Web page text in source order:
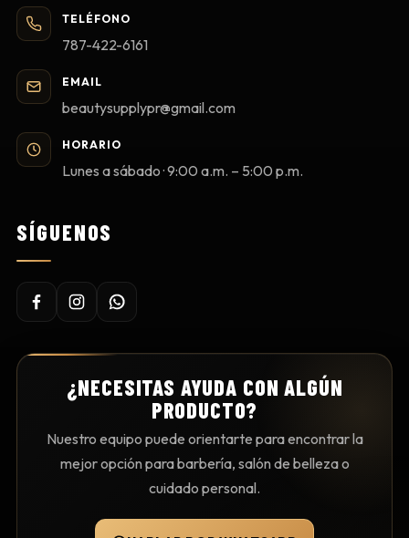
TELÉFONO
787-422-6161
EMAIL
beautysupplypr@gmail.com
HORARIO
Lunes a sábado · 9:00 a.m. – 5:00 p.m.
SÍGUENOS
¿NECESITAS AYUDA CON ALGÚN
PRODUCTO?
Nuestro equipo puede orientarte para encontrar la
mejor opción para barbería, salón de belleza o
cuidado personal.